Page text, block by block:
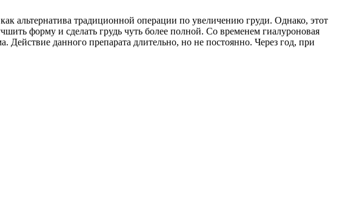
альтернатива традиционной операции по увеличению груди. Однако, этот
форму и сделать грудь чуть более полной. Со временем гиалуроновая
данного препарата длительно, но не постоянно. Через год, при